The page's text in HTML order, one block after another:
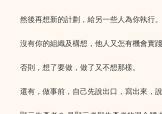
然後再想新的計劃，給另一些人為你執行。
沒有你的組織及構想，他人又怎有機會實
否則，想了要做，做了又不想那樣。
還有，做事前，自己先說出口，寫出來，